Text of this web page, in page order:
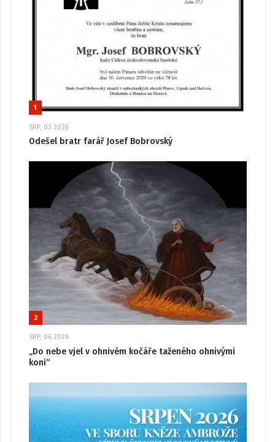
1
SRP, 03 2026
Odešel bratr farář Josef Bobrovský
2
SRP, 06 2026
„Do nebe vjel v ohnivém kočáře taženého ohnivými
koni“